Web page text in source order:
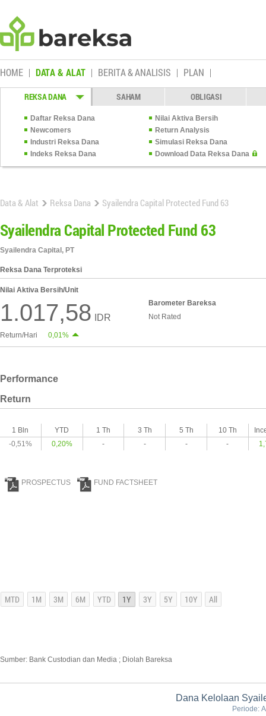
HOME DATA & ALAT BERITA & ANALISIS PLAN
REKSA DANA SAHAM OBLIGASI
Daftar Reksa Dana
Nilai Aktiva Bersih
Newcomers
Return Analysis
Industri Reksa Dana
Simulasi Reksa Dana
Indeks Reksa Dana
Download Data Reksa Dana
Data & Alat Reksa Dana Syailendra Capital Protected Fund 63
Syailendra Capital Protected Fund 63
Syailendra Capital, PT
Reksa Dana Terproteksi
Nilai Aktiva Bersih/Unit
1.017,58 IDR
Barometer Bareksa
Not Rated
Return/Hari 0,01%
Performance
Return
1 Bln YTD 1 Th 3 Th 5 Th 10 Th
-0,51%
0,20% - - - -
PROSPECTUS FUND FACTSHEET
Sumber: Bank Custodian dan Media ; Diolah Bareksa
Dana Kelolaan
Periode: